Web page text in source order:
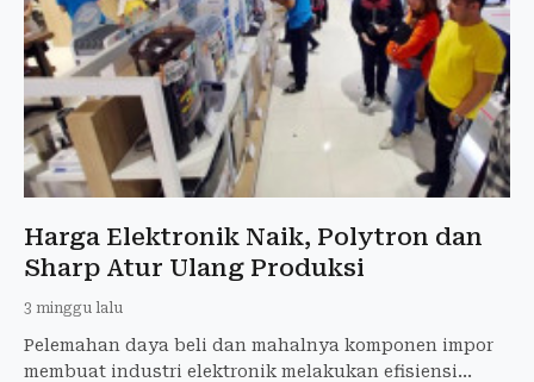
Harga Elektronik Naik, Polytron dan
Sharp Atur Ulang Produksi
3 minggu lalu
Pelemahan daya beli dan mahalnya komponen impor
membuat industri elektronik melakukan efisiensi